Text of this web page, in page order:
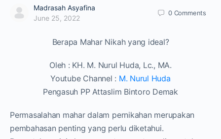
Madrasah Asyafina
June 25, 2022
0 Comments
Berapa Mahar Nikah yang ideal?
Oleh : KH. M. Nurul Huda, Lc., MA.
Youtube Channel : M. Nurul Huda
Pengasuh PP Attaslim Bintoro Demak
Permasalahan mahar dalam pernikahan merupakan
pembahasan penting yang perlu diketahui.